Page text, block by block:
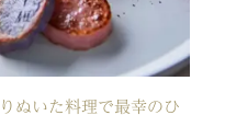
ぬいた料理で最幸のひ